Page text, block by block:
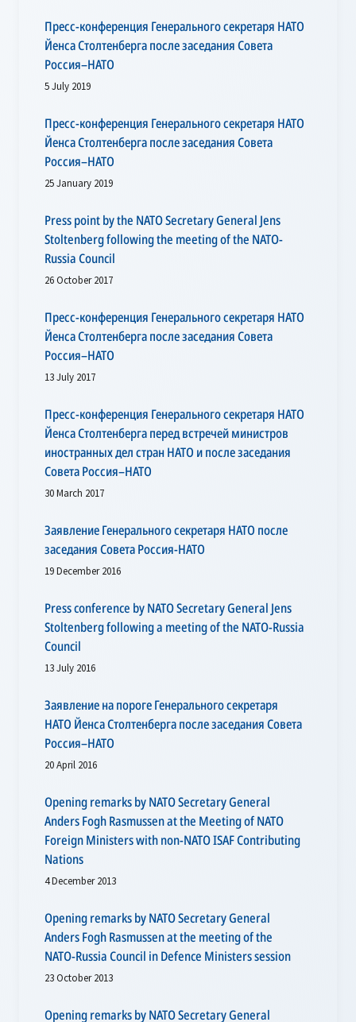
Пресс-конференция Генерального секретаря НАТО
Йенса Столтенберга после заседания Совета
Россия–НАТО
5 July 2019
Пресс-конференция Генерального секретаря НАТО
Йенса Столтенберга после заседания Совета
Россия–НАТО
25 January 2019
Press point by the NATO Secretary General Jens
Stoltenberg following the meeting of the NATO-
Russia Council
26 October 2017
Пресс-конференция Генерального секретаря НАТО
Йенса Столтенберга после заседания Совета
Россия–НАТО
13 July 2017
Пресс-конференция Генерального секретаря НАТО
Йенса Столтенберга перед встречей министров
иностранных дел стран НАТО и после заседания
Совета Россия–НАТО
30 March 2017
Заявление Генерального секретаря НАТО после
заседания Совета Россия-НАТО
19 December 2016
Press conference by NATO Secretary General Jens
Stoltenberg following a meeting of the NATO-Russia
Council
13 July 2016
Заявление на пороге Генерального секретаря
НАТО Йенса Столтенберга после заседания Совета
Россия–НАТО
20 April 2016
Opening remarks by NATO Secretary General
Anders Fogh Rasmussen at the Meeting of NATO
Foreign Ministers with non-NATO ISAF Contributing
Nations
4 December 2013
Opening remarks by NATO Secretary General
Anders Fogh Rasmussen at the meeting of the
NATO-Russia Council in Defence Ministers session
23 October 2013
Opening remarks by NATO Secretary General